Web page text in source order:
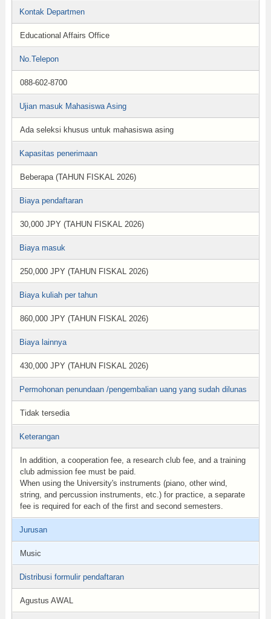
Kontak Departmen
Educational Affairs Office
No.Telepon
088-602-8700
Ujian masuk Mahasiswa Asing
Ada seleksi khusus untuk mahasiswa asing
Kapasitas penerimaan
Beberapa (TAHUN FISKAL 2026)
Biaya pendaftaran
30,000 JPY (TAHUN FISKAL 2026)
Biaya masuk
250,000 JPY (TAHUN FISKAL 2026)
Biaya kuliah per tahun
860,000 JPY (TAHUN FISKAL 2026)
Biaya lainnya
430,000 JPY (TAHUN FISKAL 2026)
Permohonan penundaan /pengembalian uang yang sudah dilunas
Tidak tersedia
Keterangan
In addition, a cooperation fee, a research club fee, and a training
club admission fee must be paid.
When using the University's instruments (piano, other wind,
string, and percussion instruments, etc.) for practice, a separate
fee is required for each of the first and second semesters.
Jurusan
Music
Distribusi formulir pendaftaran
Agustus AWAL